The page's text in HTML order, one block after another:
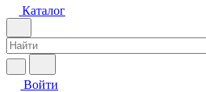
Каталог
Войти